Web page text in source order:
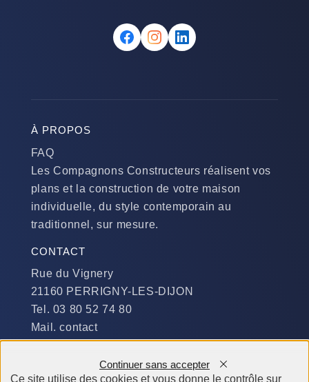
À PROPOS
FAQ
Les Compagnons Constructeurs réalisent vos
plans et la construction de votre maison
individuelle, du style contemporain au
traditionnel, sur mesure.
CONTACT
Rue du Vignery
21160 PERRIGNY-LES-DIJON
Tel. 03 80 52 74 80
Mail. contact
Du Lundi au Jeudi :
Ce site utilise des cookies et vous donne le contrôle sur
Continuer sans accepter